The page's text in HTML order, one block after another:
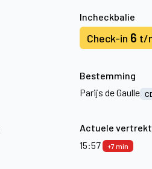
Incheckbalie
Check-in 6 t/
Bestemming
Parijs de Gaulle
Actuele
15:57
+7 min